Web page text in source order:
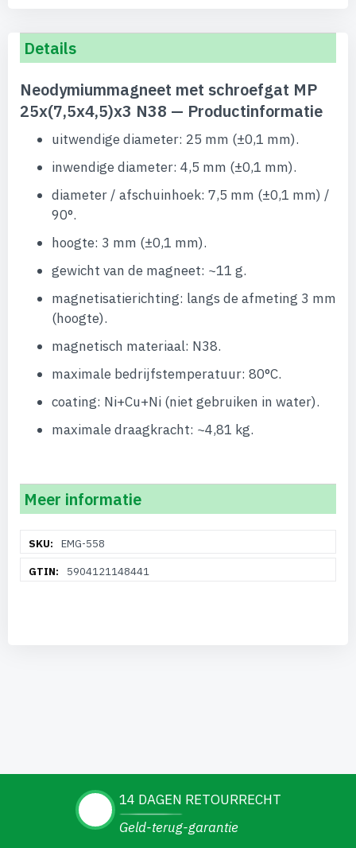
Details
Neodymiummagneet met schroefgat MP
25x(7,5x4,5)x3 N38 — Productinformatie
uitwendige diameter: 25 mm (±0,1 mm).
inwendige diameter: 4,5 mm (±0,1 mm).
diameter / afschuinhoek: 7,5 mm (±0,1 mm) /
90°.
hoogte: 3 mm (±0,1 mm).
gewicht van de magneet: ~11 g.
magnetisatierichting: langs de afmeting 3 mm
(hoogte).
magnetisch materiaal: N38.
maximale bedrijfstemperatuur: 80°C.
coating: Ni+Cu+Ni (niet gebruiken in water).
maximale draagkracht: ~4,81 kg.
Meer informatie
informatieEMG-558
5904121148441
14 DAGEN RETOURRECHT
Geld-terug-garantie